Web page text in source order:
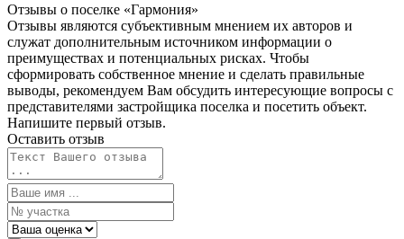
Отзывы о поселке «Гармония»
Отзывы являются субъективным мнением их авторов и
служат дополнительным источником информации о
преимуществах и потенциальных рисках. Чтобы
сформировать собственное мнение и сделать правильные
выводы, рекомендуем Вам обсудить интересующие вопросы с
представителями застройщика поселка и посетить объект.
Напишите первый отзыв.
Оставить отзыв